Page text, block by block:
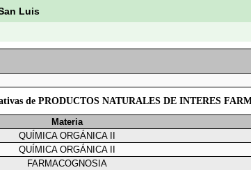
Luis
de PRODUCTOS NATURALES DE INTERES
Materia
QUÍMICA ORGÁNICA II
QUÍMICA ORGÁNICA II
FARMACOGNOSIA